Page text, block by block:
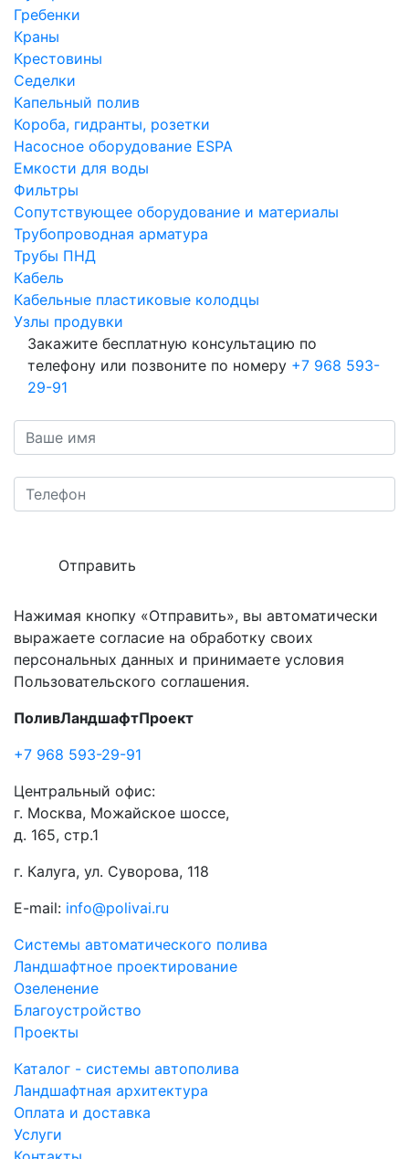
Гребенки
Краны
Крестовины
Седелки
Капельный полив
Короба, гидранты, розетки
Насосное оборудование ESPA
Емкости для воды
Фильтры
Сопутствующее оборудование и материалы
Трубопроводная арматура
Трубы ПНД
Кабель
Кабельные пластиковые колодцы
Узлы продувки
Закажите бесплатную консультацию по
телефону или позвоните по номеру +7 968 593-
29-91
Отправить
Нажимая кнопку «Отправить», вы автоматически
выражаете согласие на обработку своих
персональных данных и принимаете условия
Пользовательского соглашения.
ПоливЛандшафтПроект
+7 968 593-29-91
Центральный офис:
г. Москва, Можайское шоссе,
д. 165, стр.1
г. Калуга, ул. Суворова, 118
E-mail: info@polivai.ru
Системы автоматического полива
Ландшафтное проектирование
Озеленение
Благоустройство
Проекты
Каталог - системы автополива
Ландшафтная архитектура
Оплата и доставка
Услуги